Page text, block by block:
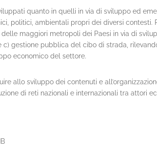
quanto in quelli in via di sviluppo ed
politici, ambientali propri dei diversi contesti.
maggiori metropoli dei Paesi in via di
gestione pubblica del cibo di strada,
economico del settore.
allo sviluppo dei contenuti e
di reti nazionali e internazionali tra attori